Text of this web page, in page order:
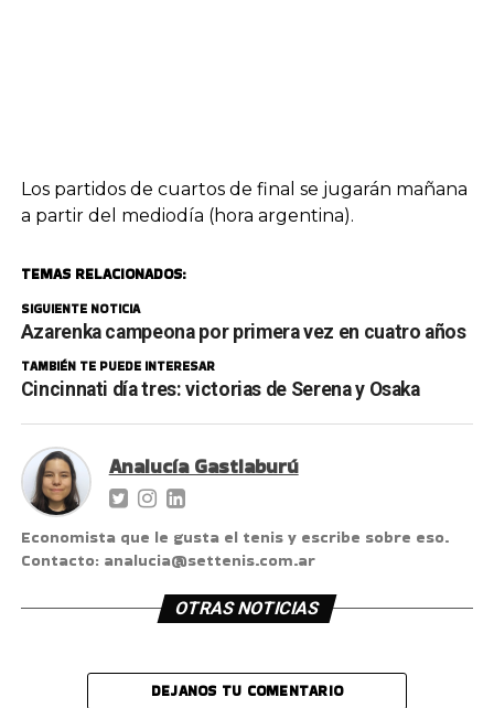
Los partidos de cuartos de final se jugarán mañana
a partir del mediodía (hora argentina).
TEMAS RELACIONADOS:
SIGUIENTE NOTICIA
Azarenka campeona por primera vez en cuatro años
TAMBIÉN TE PUEDE INTERESAR
Cincinnati día tres: victorias de Serena y Osaka
Analucía Gastiaburú
Economista que le gusta el tenis y escribe sobre eso.
Contacto: analucia@settenis.com.ar
OTRAS NOTICIAS
DEJANOS TU COMENTARIO